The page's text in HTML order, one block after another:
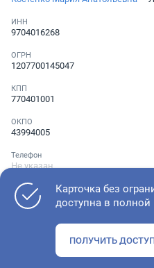
ИНН
9704016268
ОГРН
1207700145047
КПП
770401001
ОКПО
43994005
Телефон
Не указан
Проверьте учредительные
Карточка без
доступна в полной
ПОЛУЧИТЬ